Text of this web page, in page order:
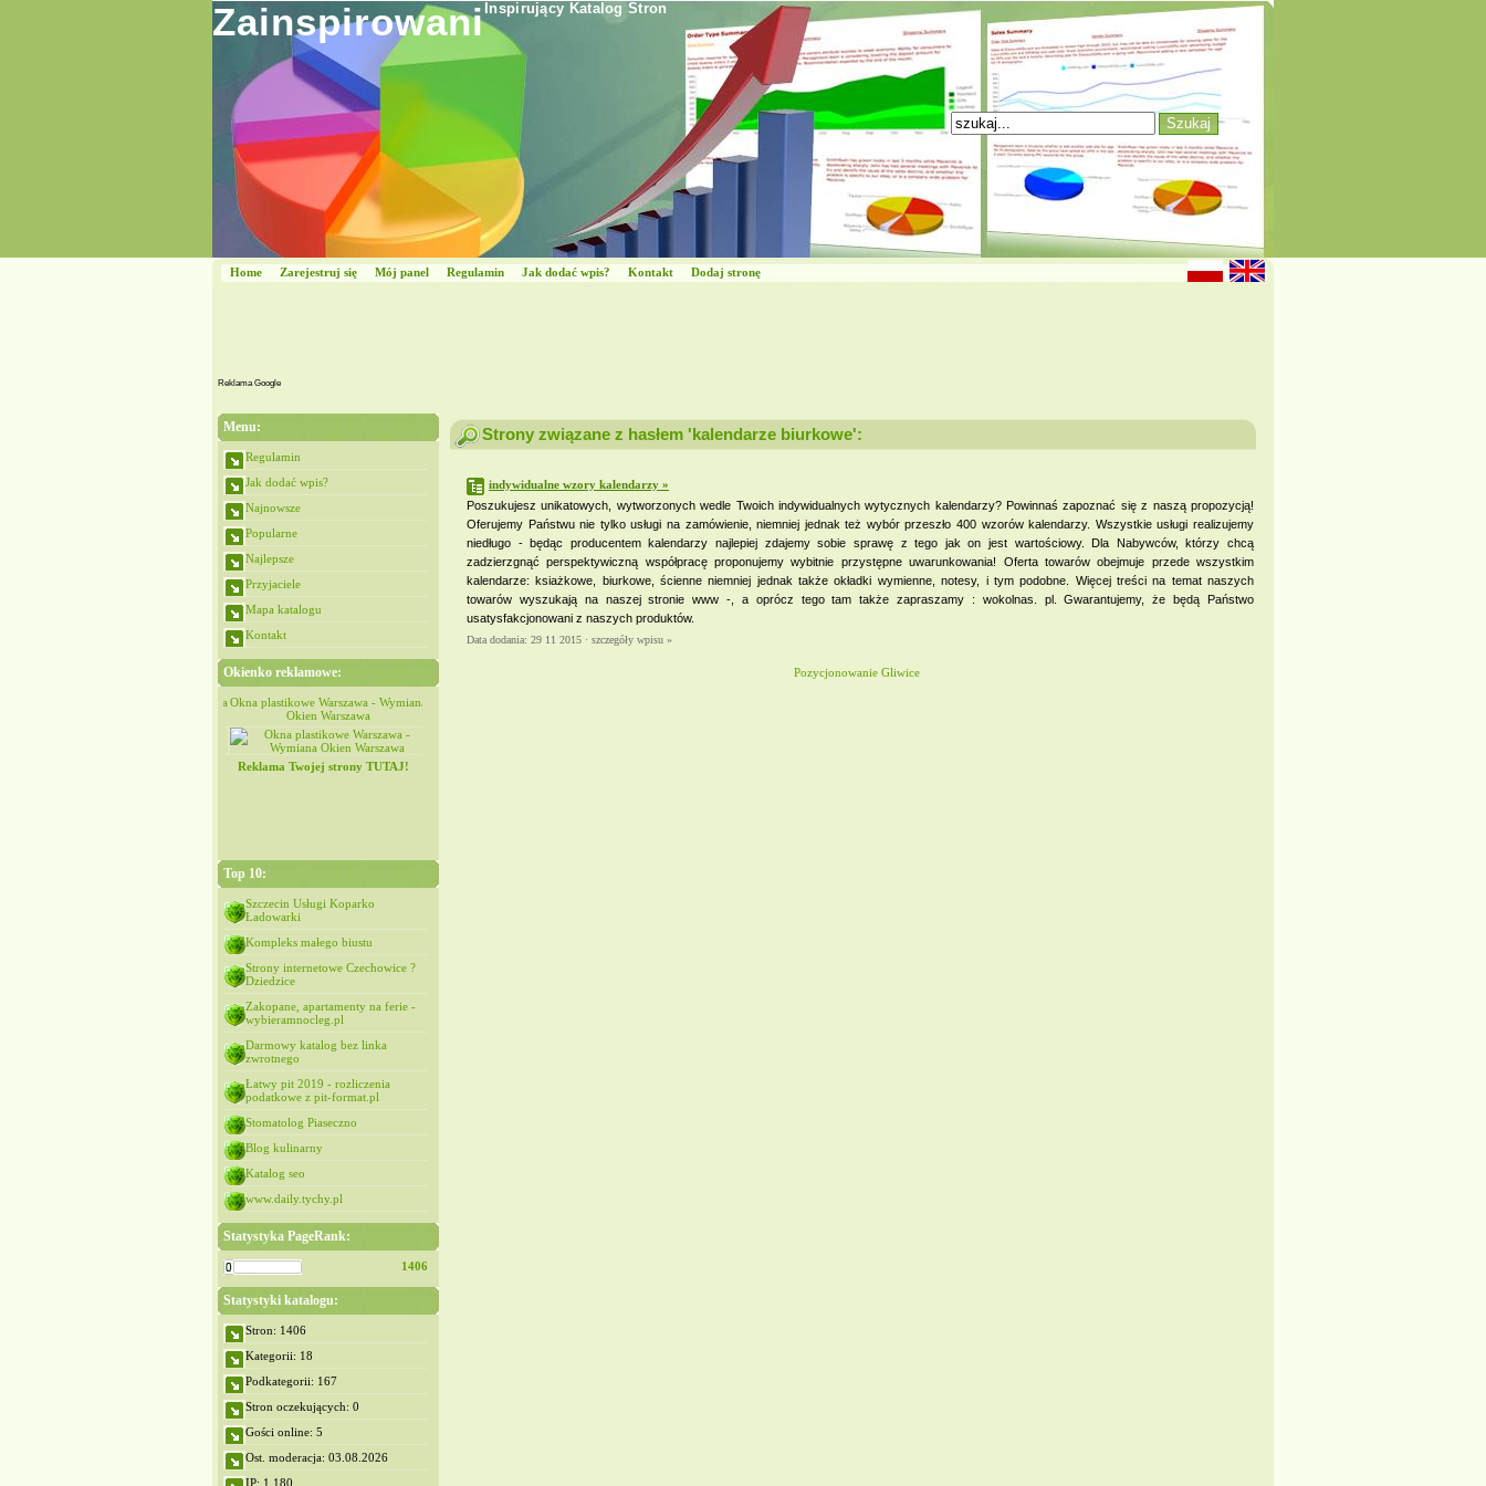
Zainspirowani Inspirujący Katalog Stron
Home Zarejestruj się Mój panel Regulamin Jak dodać wpis? Kontakt Dodaj stronę
Reklama Google
Menu:
Regulamin
Jak dodać wpis?
Najnowsze
Popularne
Najlepsze
Przyjaciele
Mapa katalogu
Kontakt
Okienko reklamowe:
Okna plastikowe Warszawa - Wymiana
Okien Warszawa
Reklama Twojej strony TUTAJ!
Top 10:
Szczecin Usługi Koparko
Ładowarki
Kompleks małego biustu
Strony internetowe Czechowice ?
Dziedzice
Zakopane, apartamenty na ferie -
wybieramnocleg.pl
Darmowy katalog bez linka
zwrotnego
Łatwy pit 2019 - rozliczenia
podatkowe z pit-format.pl
Stomatolog Piaseczno
Blog kulinarny
Katalog seo
www.daily.tychy.pl
Statystyka PageRank:
1406
Statystyki katalogu:
Stron: 1406
Kategorii: 18
Podkategorii: 167
Stron oczekujących: 0
Gości online: 5
Ost. moderacja: 03.08.2026
IP: 1,180
Strony związane z hasłem 'kalendarze biurkowe':
indywidualne wzory kalendarzy »
Poszukujesz unikatowych, wytworzonych wedle Twoich indywidualnych wytycznych kalendarzy? Powinnaś zapoznać się z naszą propozycją!
Oferujemy Państwu nie tylko usługi na zamówienie, niemniej jednak też wybór przeszło 400 wzorów kalendarzy. Wszystkie usługi realizujemy
niedługo - będąc producentem kalendarzy najlepiej zdajemy sobie sprawę z tego jak on jest wartościowy. Dla Nabywców, którzy chcą
zadzierzgnąć perspektywiczną współpracę proponujemy wybitnie przystępne uwarunkowania! Oferta towarów obejmuje przede wszystkim
kalendarze: ksiażkowe, biurkowe, ścienne niemniej jednak także okładki wymienne, notesy, i tym podobne. Więcej treści na temat naszych
towarów wyszukają na naszej stronie www -, a oprócz tego tam także zapraszamy : wokolnas. pl. Gwarantujemy, że będą Państwo
usatysfakcjonowani z naszych produktów.
Data dodania: 29 11 2015 · szczegóły wpisu »
Pozycjonowanie Gliwice